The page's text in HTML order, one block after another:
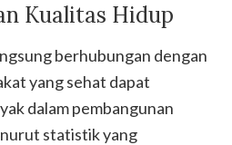
Kualitas Hidup
berhubungan dengan
yang sehat dapat
dalam pembangunan
statistik yang